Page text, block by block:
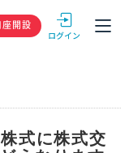
GMOクリック
座開設
式に株式交